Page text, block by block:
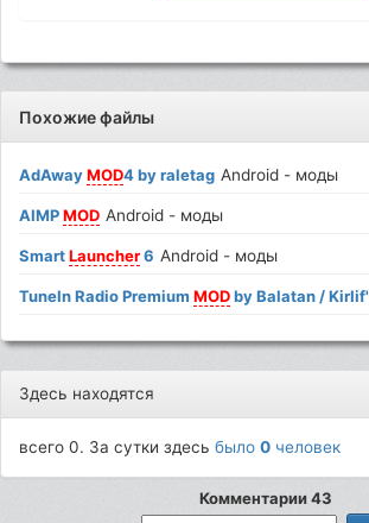
Похожие файлы
AdAwayMOD4 by raletag Android - моды
AIMPMOD Android - моды
SmartLauncher6 Android - моды
TuneIn Radio PremiumMODby Balatan / KirIif'
Здесь находятся
всего 0. За сутки здесьбыло0 человек
Комментарии 43